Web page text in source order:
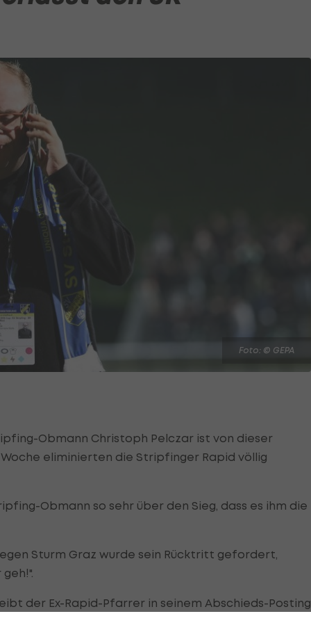
Foto: © GEPA
Obmann Christoph Pelczar ist von dieser
eliminierten die Stripfinger Rapid völlig
Obmann so sehr über den Sieg, dass es ihm die
Sturm Graz wurde sein Rücktritt gefordert,
der Ex-Rapid-Pfarrer in seinem Abschieds-Posting